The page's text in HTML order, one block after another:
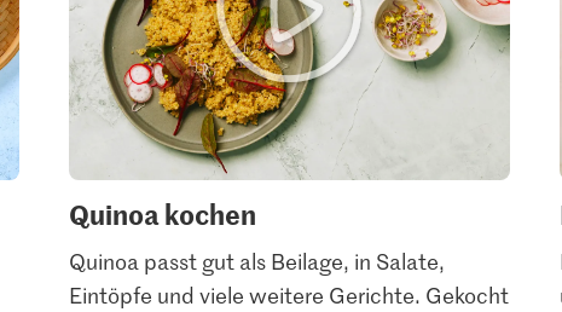
Quinoa kochen
Quinoa passt gut als Beilage, in Salate,
Eintöpfe und viele weitere Gerichte. Gekocht